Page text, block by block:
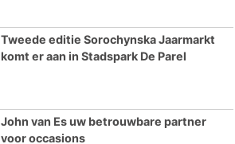
Tweede editie Sorochynska Jaarmarkt
komt er aan in Stadspark De Parel
John van Es uw betrouwbare partner
voor occasions